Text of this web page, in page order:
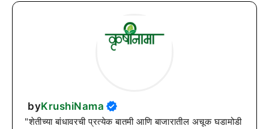
byKrushiNama
"शेतीच्या बांधावरची प्रत्येक बातमी आणि बाजारातील अचूक घडामोडी